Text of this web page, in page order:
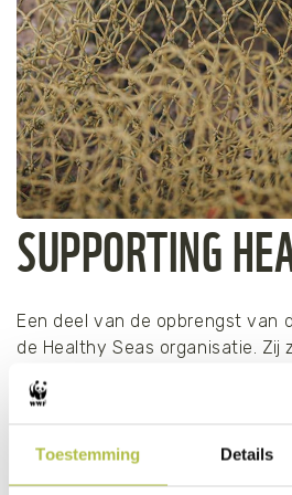
Toestemming Details
SUPPORTING
Een deel van de opbrengst van
de Healthy Seas organisatie. Zij
schonere zeeën door het
visnetten. Deze vormen de basis
Met je aankoop van deze